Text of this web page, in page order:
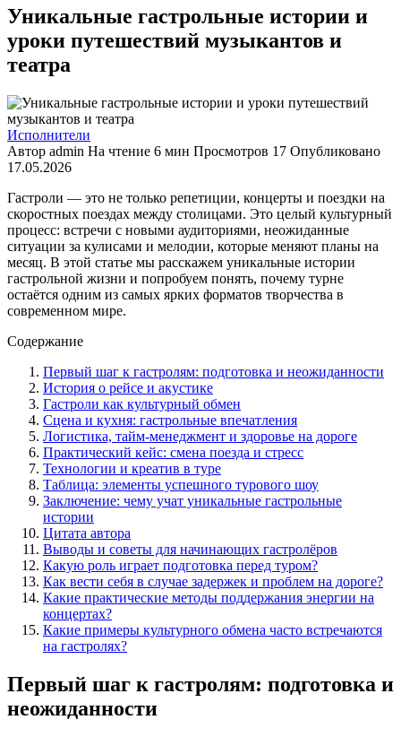
Уникальные гастрольные истории и
уроки путешествий музыкантов и
театра
Исполнители
Автор admin На чтение 6 мин Просмотров 17 Опубликовано
17.05.2026
Гастроли — это не только репетиции, концерты и поездки на
скоростных поездах между столицами. Это целый культурный
процесс: встречи с новыми аудиториями, неожиданные
ситуации за кулисами и мелодии, которые меняют планы на
месяц. В этой статье мы расскажем уникальные истории
гастрольной жизни и попробуем понять, почему турне
остаётся одним из самых ярких форматов творчества в
современном мире.
Содержание
Первый шаг к гастролям: подготовка и неожиданности
История о рейсе и акустике
Гастроли как культурный обмен
Сцена и кухня: гастрольные впечатления
Логистика, тайм-менеджмент и здоровье на дороге
Практический кейс: смена поезда и стресс
Технологии и креатив в туре
Таблица: элементы успешного турового шоу
Заключение: чему учат уникальные гастрольные
истории
Цитата автора
Выводы и советы для начинающих гастролёров
Какую роль играет подготовка перед туром?
Как вести себя в случае задержек и проблем на дороге?
Какие практические методы поддержания энергии на
концертах?
Какие примеры культурного обмена часто встречаются
на гастролях?
Первый шаг к гастролям: подготовка и
неожиданности